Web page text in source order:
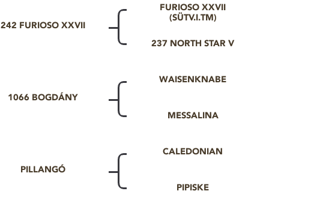
242 FURIOSO XXVII
FURIOSO XXVII
(SÜTV.I.TM)
237 NORTH STAR V
1066 BOGDÁNY
WAISENKNABE
MESSALINA
PILLANGÓ
CALEDONIAN
PIPISKE